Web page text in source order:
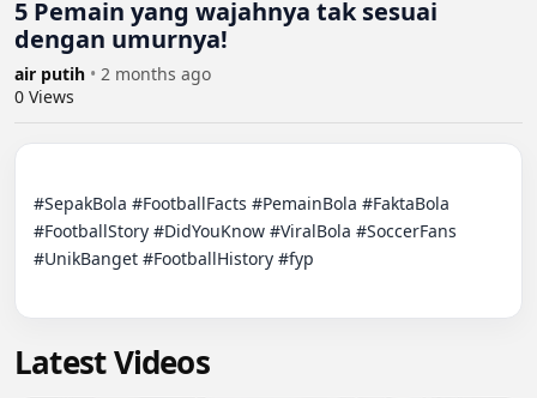
5 Pemain yang wajahnya tak sesuai
dengan umurnya!
air putih • 2 months ago
0 Views
#SepakBola #FootballFacts #PemainBola #FaktaBola
#FootballStory #DidYouKnow #ViralBola #SoccerFans
#UnikBanget #FootballHistory #fyp
Latest Videos